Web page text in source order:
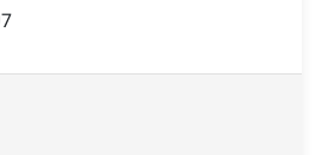
những ưu điểm vượt trội nào mà
năng của mẫu ghế này nhé!